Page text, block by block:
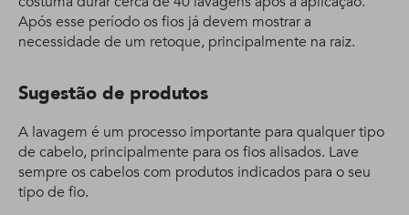
Após esse período os fios já devem mostrar a
necessidade de um retoque, principalmente na raiz.
Sugestão de produtos
A lavagem é um processo importante para qualquer tipo
de cabelo, principalmente para os fios alisados. Lave
sempre os cabelos com produtos indicados para o seu
tipo de fio.